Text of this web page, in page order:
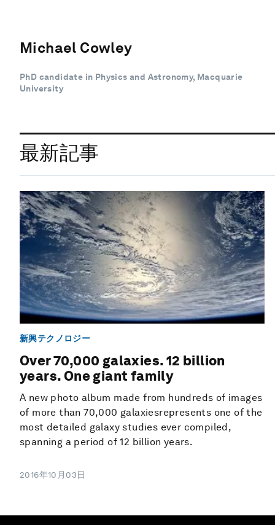
Michael Cowley
PhD candidate in Physics and Astronomy, Macquarie
University
最新記事
新興テクノロジー
Over 70,000 galaxies. 12 billion
years. One giant family
A new photo album made from hundreds of images
of more than 70,000 galaxiesrepresents one of the
most detailed galaxy studies ever compiled,
spanning a period of 12 billion years.
2016年10月03日